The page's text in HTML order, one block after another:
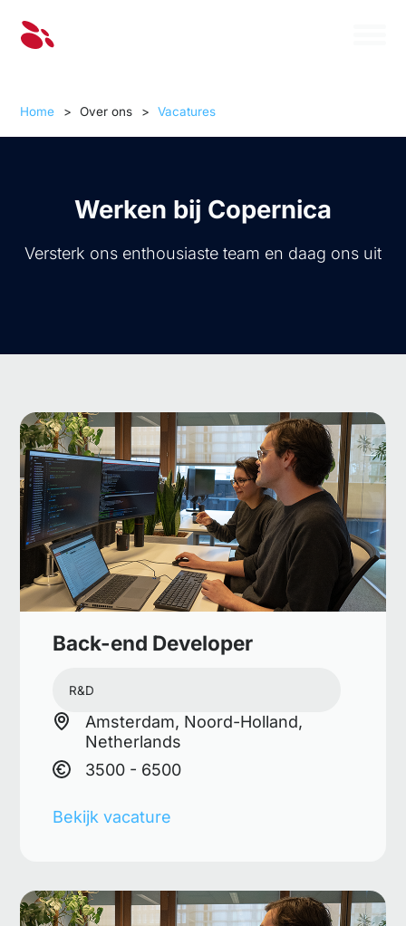
Home > Over ons > Vacatures
Werken bij Copernica
Versterk ons enthousiaste team en daag ons uit
Back-end Developer
R&D
Amsterdam, Noord-Holland,
Netherlands
3500 - 6500
Bekijk vacature